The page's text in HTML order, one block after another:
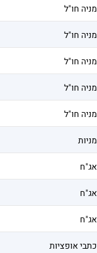
מניה חו"ל
מניה חו"ל
מניה חו"ל
מניה חו"ל
מניה חו"ל
מניות
אג"ח
אג"ח
אג"ח
כתבי אופציות